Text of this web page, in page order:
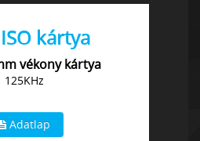
kártya
vékony kártya
125KHz
Adatlap